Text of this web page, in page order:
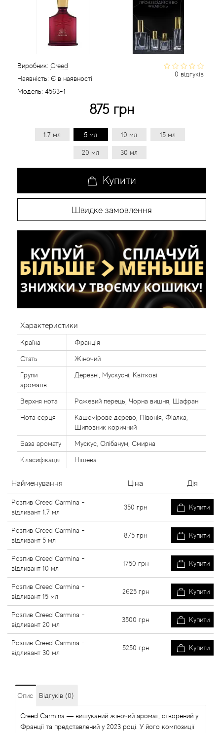
0 відгуків
Виробник: Creed
Наявність: Є в наявності
Модель: 4563-1
875 грн
1.7 мл 5 мл 10 мл 15 мл
20 мл 30 мл
Купити
Швидке замовлення
Характеристики
Країна Франція
Стать Жіночий
Групи
ароматів
Деревні, Мускусні, Квіткові
Верхня нота Рожевий перець, Чорна вишня, Шафран
Нота серця
Кашемірове дерево, Півонія, Фіалка,
Шиповник коричний
База аромату Мускус, Олібанум, Смирна
Класифікація Нішева
Найменування Ціна Дія
Розпив Creed Carmina -
відливант 1.7 мл
350 грн Купити
Розпив Creed Carmina -
відливант 5 мл
875 грн Купити
Розпив Creed Carmina -
відливант 10 мл
1750 грн Купити
Розпив Creed Carmina -
відливант 15 мл
2625 грн Купити
Розпив Creed Carmina -
відливант 20 мл
3500 грн Купити
Розпив Creed Carmina -
відливант 30 мл
5250 грн Купити
Опис Відгуків (0)
Creed Carmina — вишуканий жіночий аромат, створений у
Франції та представлений у 2023 році. У його композиції